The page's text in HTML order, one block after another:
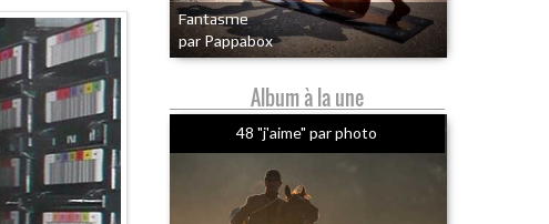
Fantasme
par Pappabox
Album à la une
48 "j'aime" par photo